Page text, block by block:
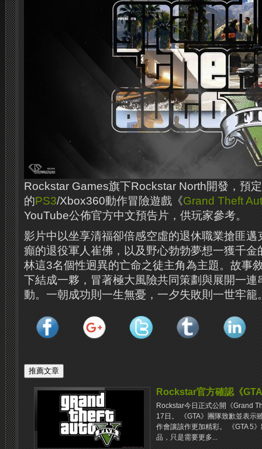
Rockstar Games旗下Rockstar North開發，預
的PS3/Xbox360動作冒險遊戲《Grand Theft
YouTube公佈官方中文預告片，供玩家參考。
影片中以坐享清福卻倍感空虛的退休職業搶匪邁
癲的退役軍人崔佛，以及野心勃勃夢想一獲千金
林這3名個性迥異的亡命之徒主角為主題。故事
下結成一夥，冒著極大風險共同策劃與展開一連
動。一朝成功則一生無憂，一夕失敗則一世牢籠
Rockstar官方確認《
Rockstar今日正式公開《Grand
17日。 《GTA》團隊致歉並表示
作會讓該作更加精彩。 《GTA 5
品，只是需要更多...